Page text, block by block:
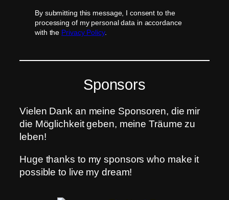
By submitting this message, I consent to the
processing of my personal data in accordance
with the Privacy Policy.
Sponsors
Vielen Dank an meine Sponsoren, die mir
die Möglichkeit geben, meine Träume zu
leben!
Huge thanks to my sponsors who make it
possible to live my dream!